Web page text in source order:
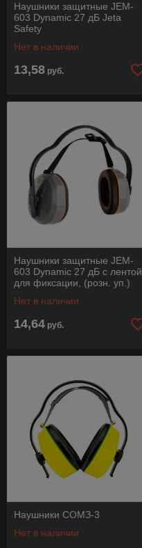
Наушники защитные JEM-
603 Dynamic 27 дБ Jeta
Safety
Нет в наличии
13,58 руб.
Наушники защитные JEM-
603 Dynamic 27 дБ с лентой
для фиксации, (розн. уп.)
Нет в наличии
14,64 руб.
Наушники СОМЗ-3
Нет в наличии